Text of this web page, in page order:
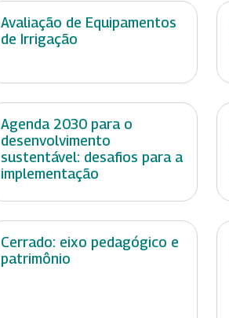
Avaliação de Equipamentos
de Irrigação
Agenda 2030 para o
desenvolvimento
sustentável: desafios para a
implementação
Cerrado: eixo pedagógico e
patrimônio